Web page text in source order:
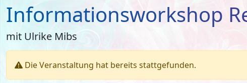
Informationsworkshop
mit Ulrike Mibs
Die Veranstaltung hat bereits stattgefunden.